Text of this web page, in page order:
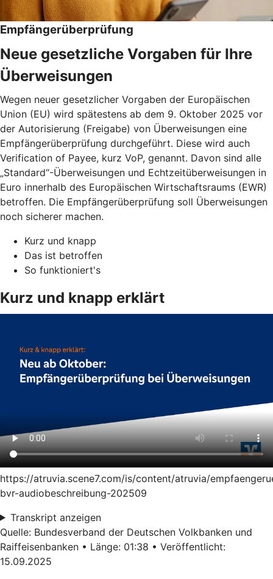
Empfängerüberprüfung
Neue gesetzliche Vorgaben für Ihre
Überweisungen
Wegen neuer gesetzlicher Vorgaben der Europäischen
Union (EU) wird spätestens ab dem 9. Oktober 2025 vor
der Autorisierung (Freigabe) von Überweisungen eine
Empfängerüberprüfung durchgeführt. Diese wird auch
Verification of Payee, kurz VoP, genannt. Davon sind alle
„Standard“-Überweisungen und Echtzeitüberweisungen in
Euro innerhalb des Europäischen Wirtschaftsraums (EWR)
betroffen. Die Empfängerüberprüfung soll Überweisungen
noch sicherer machen.
Kurz und knapp
Das ist betroffen
So funktioniert's
Kurz und knapp erklärt
https://atruvia.scene7.com/is/content/atruvia/
bvr-audiobeschreibung-202509
Transkript anzeigen
Quelle: Bundesverband der Deutschen Volkbanken und
Raiffeisenbanken • Länge: 01:38 • Veröffentlicht:
15.09.2025